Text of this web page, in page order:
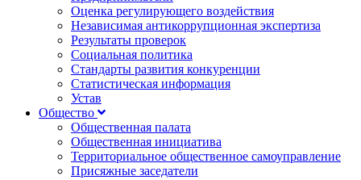
Оценка регулирующего воздействия
Независимая антикоррупционная экспертиза
Результаты проверок
Социальная политика
Стандарты развития конкуренции
Статистическая информация
Устав
Общество
Общественная палата
Общественная инициатива
Территориальное общественное самоуправление
Присяжные заседатели